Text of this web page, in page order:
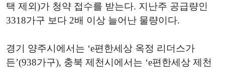
택 제외)가 청약 접수를 받는다. 지난주 공급량인
3318가구 보다 2배 이상 늘어난 물량이다.
경기 양주시에서는 ‘e편한세상 옥정 리더스가
든’(938가구), 충북 제천시에서는 ‘e편한세상 제천